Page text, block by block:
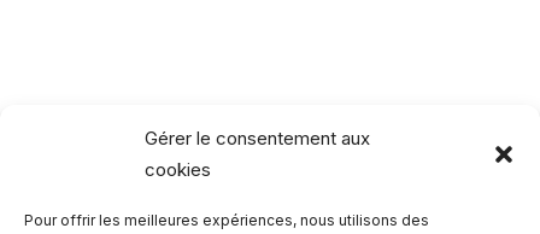
Gérer le consentement aux
cookies
Pour offrir les meilleures expériences, nous utilisons des